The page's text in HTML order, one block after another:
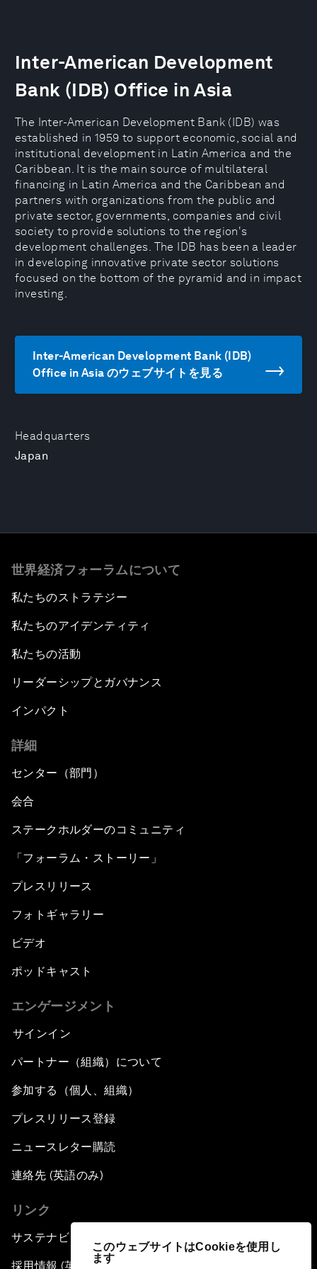
このウェブサイトはCookieを使用し
ます
Headquarters
Japan
Inter-American Development
Bank (IDB) Office in Asia
The Inter-American Development Bank (IDB) was
established in 1959 to support economic, social and
institutional development in Latin America and the
Caribbean. It is the main source of multilateral
financing in Latin America and the Caribbean and
partners with organizations from the public and
private sector, governments, companies and civil
society to provide solutions to the region's
development challenges. The IDB has been a leader
in developing innovative private sector solutions
focused on the bottom of the pyramid and in impact
investing.
Inter-American Development Bank (IDB)
Office in Asia のウェブサイトを見る
世界経済フォーラムについて
私たちのストラテジー
私たちのアイデンティティ
私たちの活動
リーダーシップとガバナンス
インパクト
詳細
センター（部門）
会合
ステークホルダーのコミュニティ
「フォーラム・ストーリー」
プレスリリース
フォトギャラリー
ビデオ
ポッドキャスト
エンゲージメント
サインイン
パートナー（組織）について
参加する（個人、組織）
プレスリリース登録
ニュースレター購読
連絡先 (英語のみ)
リンク
サステナビリティへの取り組み
採用情報 (英語のみ)